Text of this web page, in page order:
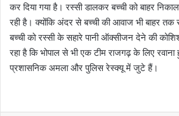
कर दिया गया है। रस्सी डालकर बच्ची को बाहर
रही है। क्योंकि अंदर से बच्ची की आवाज भी बाहर तक
बच्ची को रस्सी के सहारे पानी ऑक्सीजन देने की
रहा है कि भोपाल से भी एक टीम राजगढ़ के लिए
प्रशासनिक अमला और पुलिस रेस्क्यू में जुटे हैं।